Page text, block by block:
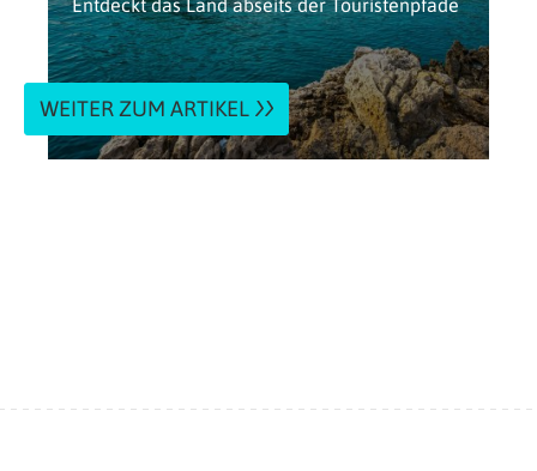
Entdeckt das Land abseits der Touristenpfade
WEITER ZUM ARTIKEL